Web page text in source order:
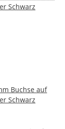
Buchse auf
Schwarz